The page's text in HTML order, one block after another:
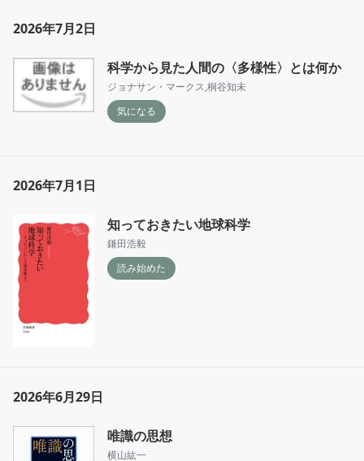
2026年7月2日
科学から見た人間の〈多様性〉とは何か
ジョナサン・マークス,桐谷知未
気になる
2026年7月1日
知っておきたい地球科学
鎌田浩毅
読み始めた
2026年6月29日
唯識の思想
横山紘一